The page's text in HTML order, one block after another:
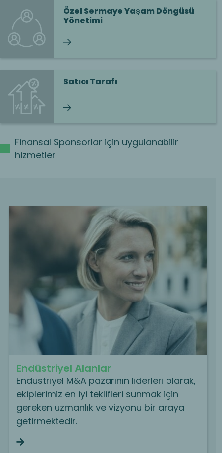
Özel Sermaye Yaşam Döngüsü
Yönetimi
Satıcı Tarafı
Finansal Sponsorlar için uygulanabilir
hizmetler
Endüstriyel Alanlar
Endüstriyel M&A pazarının liderleri olarak,
ekiplerimiz en iyi teklifleri sunmak için
gereken uzmanlık ve vizyonu bir araya
getirmektedir.